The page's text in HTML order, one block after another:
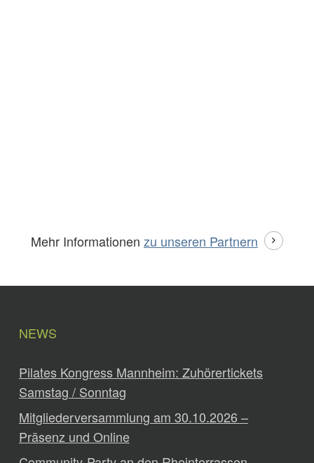
Mehr Informationen zu unseren Partnern
NEWS
Pilates Kongress Mannheim: Zuhörertickets
Samstag / Sonntag
Mitgliederversammlung am 30.10.2026 –
Präsenz und Online